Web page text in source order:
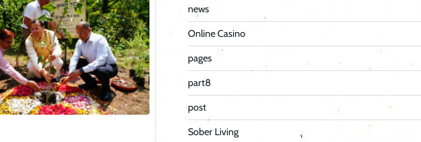
news
Online Casino
pages
part8
post
Sober Living